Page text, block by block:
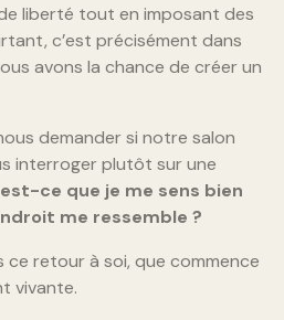
liberté tout en imposant des
c’est précisément dans
avons la chance de créer un
demander si notre salon
interroger plutôt sur une
est-ce que je me sens bien
me ressemble ?
ce retour à soi, que commence
vivante.